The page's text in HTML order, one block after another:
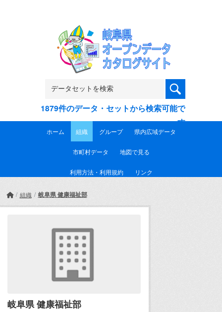
1879件のデータ・セットから検索可能で
す
ホーム 組織 グループ 県内広域データ
市町村データ 地図で見る
利用方法・利用規約 リンク
組織 岐阜県 健康福祉部
岐阜県 健康福祉部